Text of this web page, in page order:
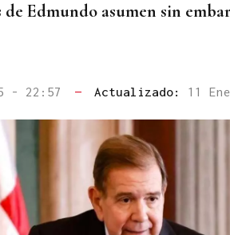
Edmundo asumen sin
- 22:57 — Actualizado: 11